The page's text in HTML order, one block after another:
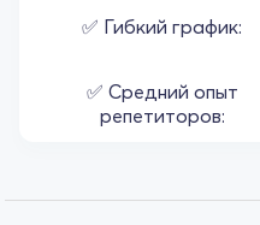
✅ Гибкий график:
✅ Средний опыт
репетиторов: